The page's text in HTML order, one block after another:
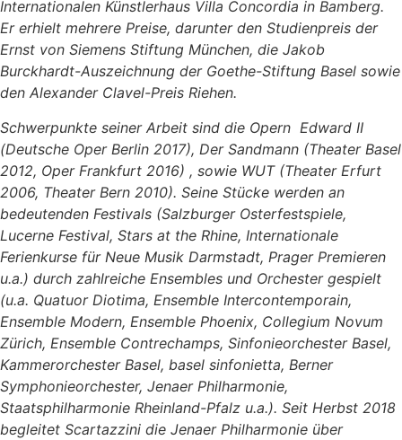
Internationalen Künstlerhaus Villa Concordia in Bamberg.
Er erhielt mehrere Preise, darunter den Studienpreis der
Ernst von Siemens Stiftung München, die Jakob
Burckhardt-Auszeichnung der Goethe-Stiftung Basel sowie
den Alexander Clavel-Preis Riehen.
Schwerpunkte seiner Arbeit sind die Opern Edward II
(Deutsche Oper Berlin 2017), Der Sandmann (Theater Basel
2012, Oper Frankfurt 2016) , sowie WUT (Theater Erfurt
2006, Theater Bern 2010). Seine Stücke werden an
bedeutenden Festivals (Salzburger Osterfestspiele,
Lucerne Festival, Stars at the Rhine, Internationale
Ferienkurse für Neue Musik Darmstadt, Prager Premieren
u.a.) durch zahlreiche Ensembles und Orchester gespielt
(u.a. Quatuor Diotima, Ensemble Intercontemporain,
Ensemble Modern, Ensemble Phoenix, Collegium Novum
Zürich, Ensemble Contrechamps, Sinfonieorchester Basel,
Kammerorchester Basel, basel sinfonietta, Berner
Symphonieorchester, Jenaer Philharmonie,
Staatsphilharmonie Rheinland-Pfalz u.a.). Seit Herbst 2018
begleitet Scartazzini die Jenaer Philharmonie über